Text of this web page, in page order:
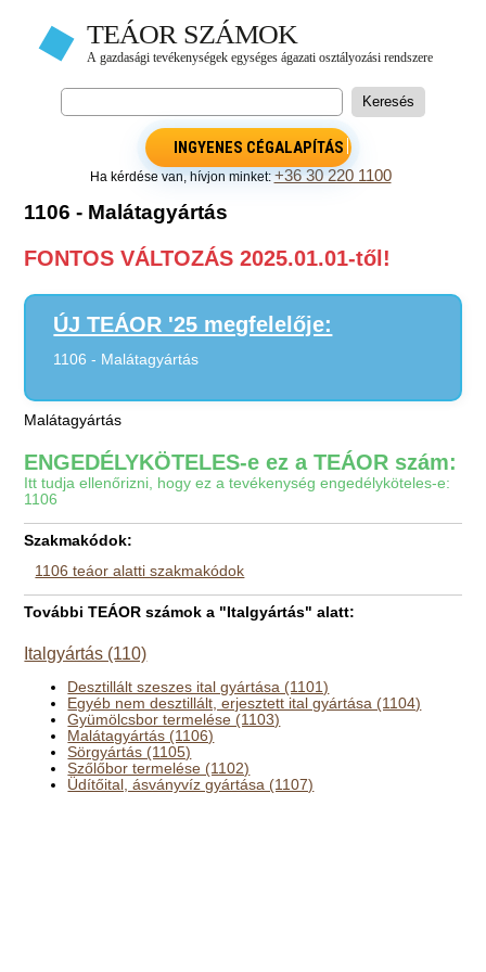
INGYENES CÉGALAPÍTÁS
Ha kérdése van, hívjon minket:+36 30 220 1100
1106 - Malátagyártás
FONTOS VÁLTOZÁS 2025.01.01-től!
ÚJ TEÁOR '25 megfelelője:
1106 - Malátagyártás
Malátagyártás
ENGEDÉLYKÖTELES-e ez a TEÁOR szám:
Itt tudja ellenőrizni, hogy ez a tevékenység engedélyköteles-e:
1106
Szakmakódok:
1106 teáor alatti szakmakódok
További TEÁOR számok a "Italgyártás" alatt:
Italgyártás (110)
Desztillált szeszes ital gyártása (1101)
Egyéb nem desztillált, erjesztett ital gyártása (1104)
Gyümölcsbor termelése (1103)
Malátagyártás (1106)
Sörgyártás (1105)
Szőlőbor termelése (1102)
Üdítőital, ásványvíz gyártása (1107)